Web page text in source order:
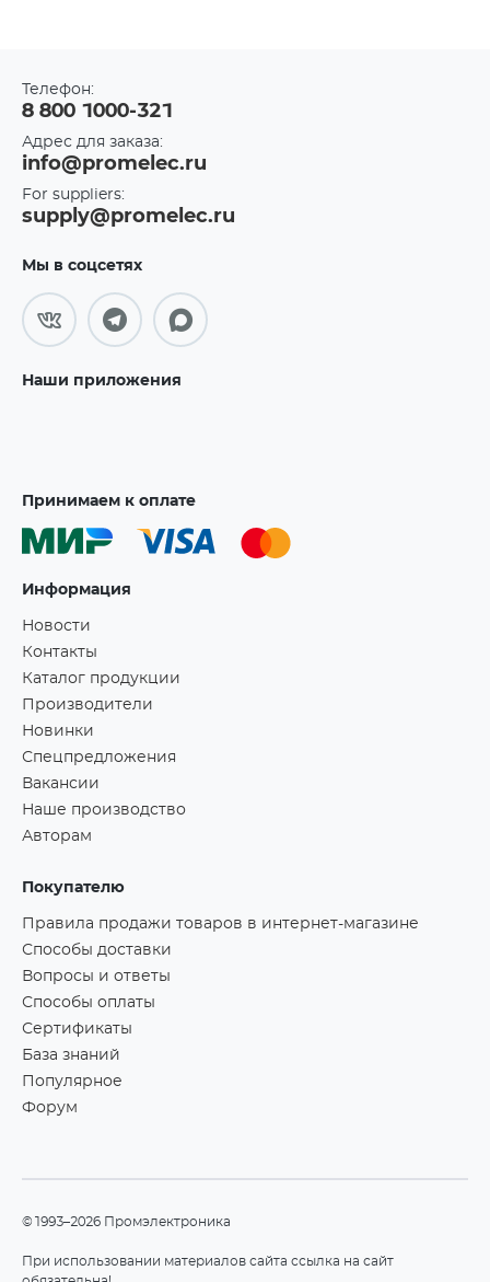
Телефон:
8 800 1000-321
Адрес для заказа:
info@promelec.ru
For suppliers:
supply@promelec.ru
Мы в соцсетях
Наши приложения
Принимаем к оплате
Информация
Новости
Контакты
Каталог продукции
Производители
Новинки
Спецпредложения
Вакансии
Наше производство
Авторам
Покупателю
Правила продажи товаров в интернет-магазине
Способы доставки
Вопросы и ответы
Способы оплаты
Сертификаты
База знаний
Популярное
Форум
©1993–2026 Промэлектроника
При использовании материалов сайта ссылка на сайт